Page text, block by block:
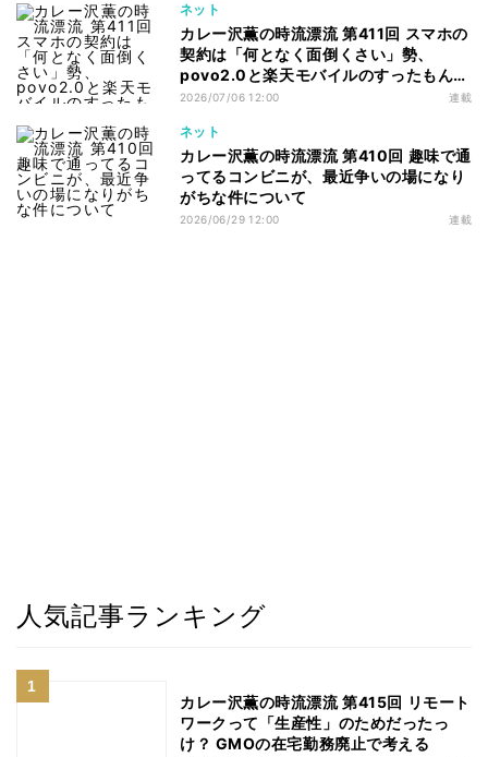
ネット
カレー沢薫の時流漂流 第411回 スマホの
契約は「何となく面倒くさい」勢、
povo2.0と楽天モバイルのすったもんだ
を眺める
2026/07/06 12:00 連載
ネット
カレー沢薫の時流漂流 第410回 趣味で通
ってるコンビニが、最近争いの場になり
がちな件について
2026/06/29 12:00 連載
人気記事ランキング
カレー沢薫の時流漂流 第415回 リモート
ワークって「生産性」のためだったっ
け？ GMOの在宅勤務廃止で考える